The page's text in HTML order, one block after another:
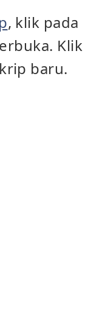
, klik pada
Klik
baru.